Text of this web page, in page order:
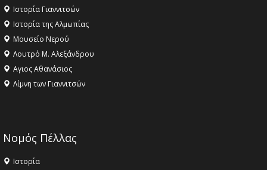
Ιστορία Γιαννιτσών
Ιστορία της Αλμωπίας
Μουσείο Νερού
Λουτρό Μ. Αλεξάνδρου
Αγιος Αθανάσιος
Λίμνη των Γιαννιτσών
Νομός Πέλλας
Ιστορία